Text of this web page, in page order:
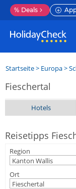
% Deals
Startseite> Europa>
Fieschertal
Hotels
Reisetipps
Region
Ort